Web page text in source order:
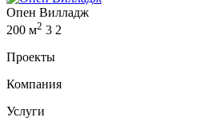
Опен Вилладж
200 м2 3 2
Проекты
Компания
Услуги